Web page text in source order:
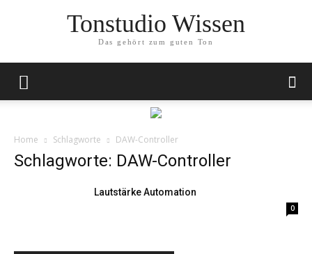
Tonstudio Wissen
Das gehört zum guten Ton
Home Schlagworte DAW-Controller
Schlagworte: DAW-Controller
Lautstärke Automation
0